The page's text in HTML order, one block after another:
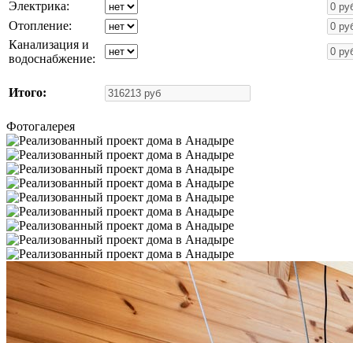
Электрика:
Отопление:
Канализация и
водоснабжение:
Итого:
Фотогалерея